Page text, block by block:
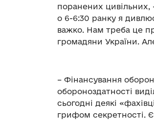
поранених
о 6-6:30 ранку я
важко. Нам треба це
громадяни України.
– Фінансування
обороноздатності
сьогодні деякі
грифом секретності. Є